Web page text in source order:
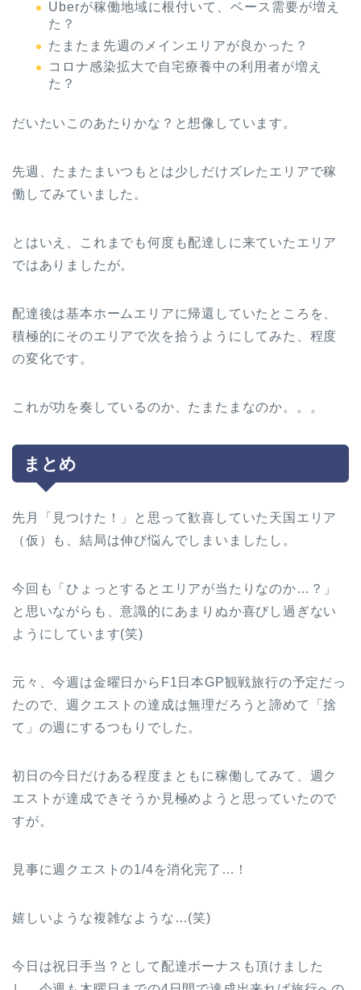
Uberが稼働地域に根付いて、ベース需要が増え
た？
たまたま先週のメインエリアが良かった？
コロナ感染拡大で自宅療養中の利用者が増え
た？
だいたいこのあたりかな？と想像しています。
先週、たまたまいつもとは少しだけズレたエリアで稼
働してみていました。
とはいえ、これまでも何度も配達しに来ていたエリア
ではありましたが。
配達後は基本ホームエリアに帰還していたところを、
積極的にそのエリアで次を拾うようにしてみた、程度
の変化です。
これが功を奏しているのか、たまたまなのか。。。
まとめ
先月「見つけた！」と思って歓喜していた天国エリア
（仮）も、結局は伸び悩んでしまいましたし。
今回も「ひょっとするとエリアが当たりなのか…？」
と思いながらも、意識的にあまりぬか喜びし過ぎない
ようにしています(笑)
元々、今週は金曜日からF1日本GP観戦旅行の予定だっ
たので、週クエストの達成は無理だろうと諦めて「捨
て」の週にするつもりでした。
初日の今日だけある程度まともに稼働してみて、週ク
エストが達成できそうか見極めようと思っていたので
すが。
見事に週クエストの1/4を消化完了…！
嬉しいような複雑なような…(笑)
今日は祝日手当？として配達ボーナスも頂けました